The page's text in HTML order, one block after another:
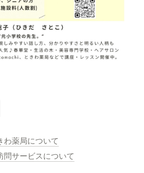
わ薬局について
サービスについて